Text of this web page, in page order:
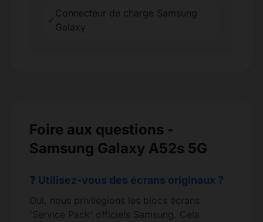
✔
Connecteur de charge Samsung
Galaxy
Foire aux questions -
Samsung Galaxy A52s 5G
❓ Utilisez-vous des écrans originaux ?
Oui, nous privilégions les blocs écrans
'Service Pack' officiels Samsung. Cela